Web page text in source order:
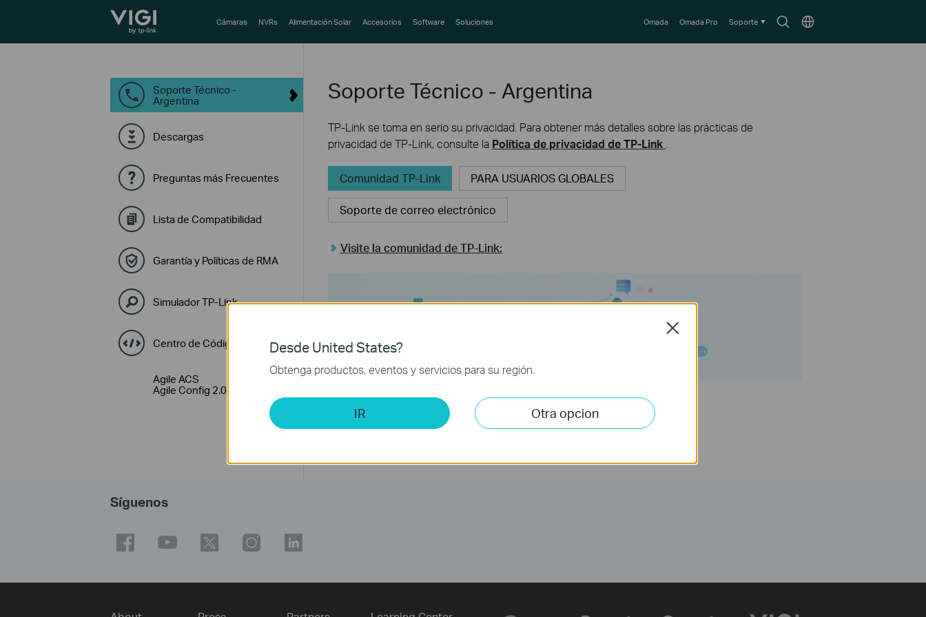
TP-Link, Reliably Smart
SearchChoose
Cámaras NVRs Alimentación Solar Accesorios Software Soluciones Omada Omada Pro Soporte
Soporte Técnico -
Argentina
Descargas
Preguntas más Frecuentes
Lista de Compatibilidad
Garantía y Políticas de RMA
Simulador TP-Link
Centro de Códigos GPL
Agile ACS
Agile Config 2.0
Soporte Técnico - Argentina
TP-Link se toma en serio su privacidad. Para obtener más detalles sobre las prácticas de
privacidad de TP-Link, consulte la Política de privacidad de TP-Link
Comunidad TP-Link PARA USUARIOS GLOBALES
Soporte de correo electrónico
Visite la comunidad de TP-Link:
Síguenos
Desde United States?
Obtenga productos, eventos y servicios para su región.
IR Otra opcion
Close